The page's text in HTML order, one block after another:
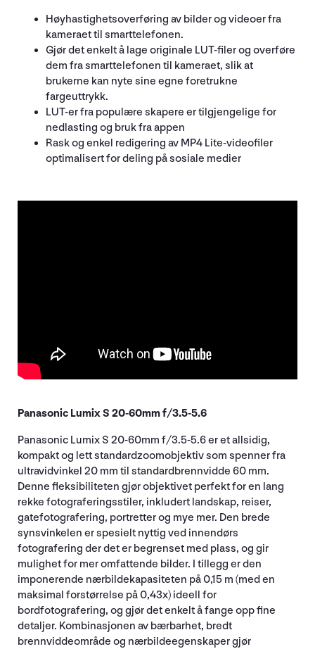
Høyhastighetsoverføring av bilder og videoer fra
kameraet til smarttelefonen.
Gjør det enkelt å lage originale LUT-filer og overføre
dem fra smarttelefonen til kameraet, slik at
brukerne kan nyte sine egne foretrukne
fargeuttrykk.
LUT-er fra populære skapere er tilgjengelige for
nedlasting og bruk fra appen
Rask og enkel redigering av MP4 Lite-videofiler
optimalisert for deling på sosiale medier
Panasonic Lumix S 20-60mm f/3.5-5.6
Panasonic Lumix S 20-60mm f/3.5-5.6 er et allsidig,
kompakt og lett standardzoomobjektiv som spenner fra
ultravidvinkel 20 mm til standardbrennvidde 60 mm.
Denne fleksibiliteten gjør objektivet perfekt for en lang
rekke fotograferingsstiler, inkludert landskap, reiser,
gatefotografering, portretter og mye mer. Den brede
synsvinkelen er spesielt nyttig ved innendørs
fotografering der det er begrenset med plass, og gir
mulighet for mer omfattende bilder. I tillegg er den
imponerende nærbildekapasiteten på 0,15 m (med en
maksimal forstørrelse på 0,43x) ideell for
bordfotografering, og gjør det enkelt å fange opp fine
detaljer. Kombinasjonen av bærbarhet, bredt
brennviddeområde og nærbildeegenskaper gjør